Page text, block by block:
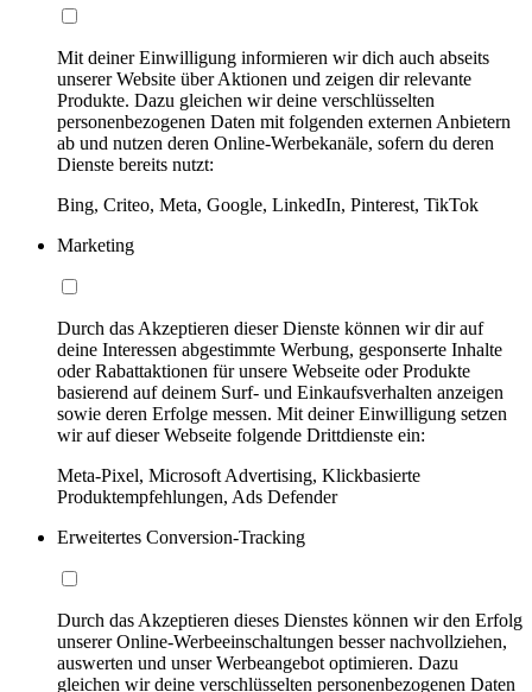
Mit deiner Einwilligung informieren wir dich auch abseits
unserer Website über Aktionen und zeigen dir relevante
Produkte. Dazu gleichen wir deine verschlüsselten
personenbezogenen Daten mit folgenden externen Anbietern
ab und nutzen deren Online-Werbekanäle, sofern du deren
Dienste bereits nutzt:
Bing, Criteo, Meta, Google, LinkedIn, Pinterest, TikTok
Marketing
Durch das Akzeptieren dieser Dienste können wir dir auf
deine Interessen abgestimmte Werbung, gesponserte Inhalte
oder Rabattaktionen für unsere Webseite oder Produkte
basierend auf deinem Surf- und Einkaufsverhalten anzeigen
sowie deren Erfolge messen. Mit deiner Einwilligung setzen
wir auf dieser Webseite folgende Drittdienste ein:
Meta-Pixel, Microsoft Advertising, Klickbasierte
Produktempfehlungen, Ads Defender
Erweitertes Conversion-Tracking
Durch das Akzeptieren dieses Dienstes können wir den Erfolg
unserer Online-Werbeeinschaltungen besser nachvollziehen,
auswerten und unser Werbeangebot optimieren. Dazu
gleichen wir deine verschlüsselten personenbezogenen Daten